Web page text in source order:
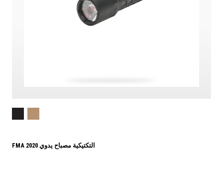
FMA 2020 التكتيكية مصباح يدوي